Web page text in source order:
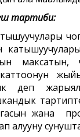
тартиби:
максатын,
деп
жана
алууну